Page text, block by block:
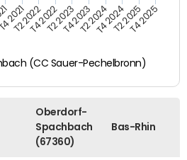
(CC Sauer-Pechelbronn)
2021
T2 2022T4 2022T2 2023T4 2023T2 2024T4 2024T2 2025T4 2025
Oberdorf-
Spachbach
(67360)
Bas-Rhin